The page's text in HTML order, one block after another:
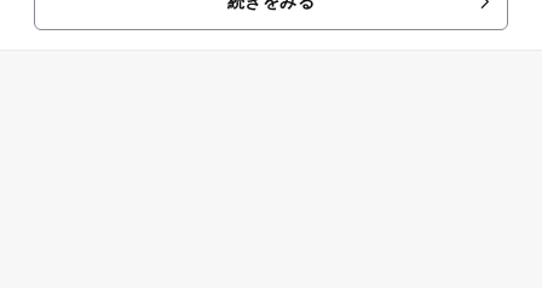
は気兼ねなく温泉を楽しめる...